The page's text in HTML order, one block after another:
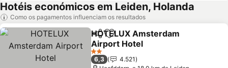
Hotéis económicos em Leiden, Holanda
Como os pagamentos influenciam os resultados
PartilharAdicionar aos favoritos
HOTELUX Amsterdam
Airport Hotel
Ver preços
2 Estrelas
6,3
4.521